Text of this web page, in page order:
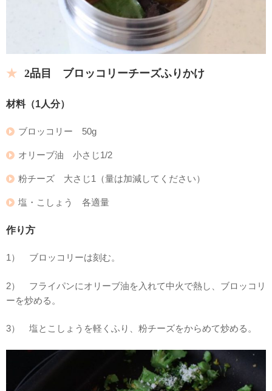
2品目 ブロッコリーチーズふりかけ
材料（1人分）
ブロッコリー 50g
オリーブ油 小さじ1/2
粉チーズ 大さじ1（量は加減してください）
塩・こしょう 各適量
作り方
1） ブロッコリーは刻む。
2） フライパンにオリーブ油を入れて中火で熱し、ブロッコリ
ーを炒める。
3） 塩とこしょうを軽くふり、粉チーズをからめて炒める。